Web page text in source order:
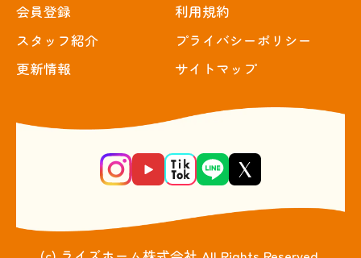
会員登録
スタッフ紹介
更新情報
利用規約
プライバシーポリシー
サイトマップ